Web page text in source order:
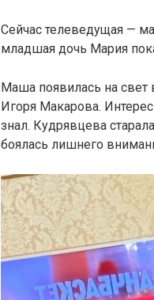
Сейчас телеведущая —
младшая дочь Мария
Маша появилась на свет
Игоря Макарова.
знал. Кудрявцева
боялась лишнего